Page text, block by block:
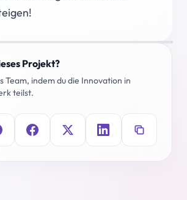
Projekt?
Team, indem du die Innovation in
teilst.